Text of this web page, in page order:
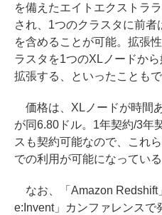
を備えたエイトエクストラ
され、1つのクラスタに前
を含めることが可能。拡張
ラスタを1つのXLノードか
拡張する、といったこともで
価格は、XLノードが時間
が同6.80ドル。1年契約/3年
スも契約可能なので、これ
での利用が可能になっている
なお、「Amazon Redshift
e:Invent」カンファレンスで